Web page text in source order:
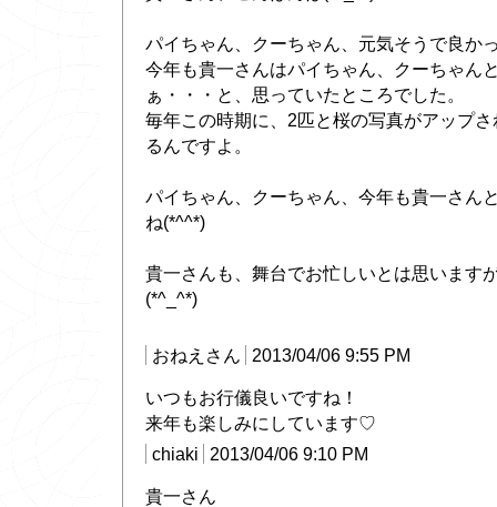
パイちゃん、クーちゃん、元気そうで良か
今年も貴一さんはパイちゃん、クーちゃん
ぁ・・・と、思っていたところでした。
毎年この時期に、2匹と桜の写真がアップ
るんですよ。
パイちゃん、クーちゃん、今年も貴一さん
ね(*^^*)
貴一さんも、舞台でお忙しいとは思います
(*^_^*)
おねえさん 2013/04/06 9:55 PM
いつもお行儀良いですね！
来年も楽しみにしています♡
chiaki
2013/04/06 9:10 PM
貴一さん